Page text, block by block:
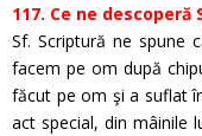
117. Ce ne
Sf. Scriptură ne spune
facem pe om după
făcut pe om şi a suflat
act special, din mâinile